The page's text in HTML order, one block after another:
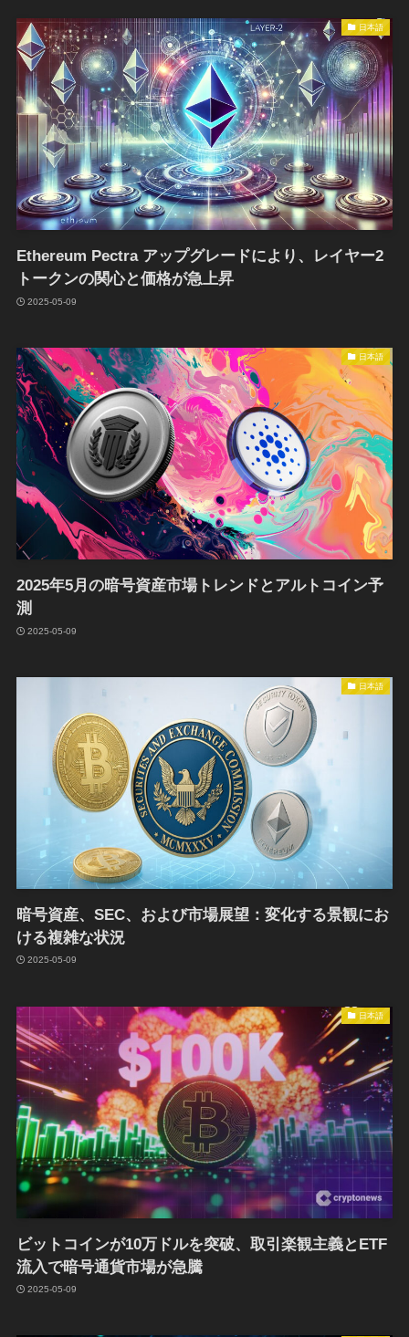
日本語
Ethereum Pectra アップグレードにより、レイヤー2
トークンの関心と価格が急上昇
2025-05-09
日本語
2025年5月の暗号資産市場トレンドとアルトコイン予
測
2025-05-09
日本語
暗号資産、SEC、および市場展望：変化する景観にお
ける複雑な状況
2025-05-09
日本語
ビットコインが10万ドルを突破、取引楽観主義とETF
流入で暗号通貨市場が急騰
2025-05-09